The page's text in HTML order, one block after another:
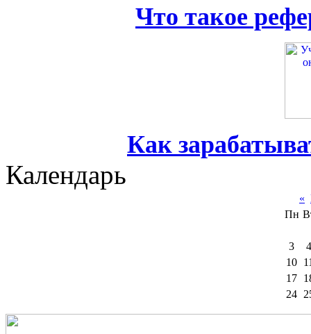
Что такое
Как
Календарь
«
Пн
3
4
10
17
24